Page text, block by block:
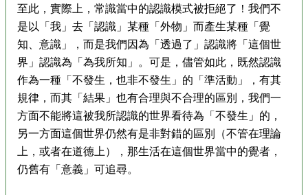
至此，實際上，常識當中的認識模式被拒絕了！我們不
是以「我」去「認識」某種「外物」而產生某種「覺
知、意識」，而是我們因為「透過了」認識將「這個世
界」認識為「為我所知」。可是，儘管如此，既然認識
作為一種「不發生，也非不發生」的「準活動」，有其
規律，而其「結果」也有合理與不合理的區別，我們一
方面不能將這被我所認識的世界看待為「不發生」的，
另一方面這個世界仍然有是非對錯的區別（不管在理論
上，或者在道德上），那生活在這個世界當中的覺者，
仍舊有「意義」可追尋。